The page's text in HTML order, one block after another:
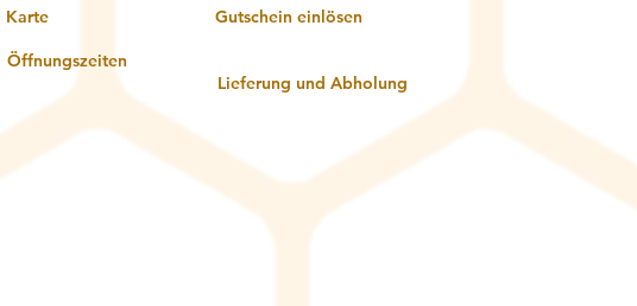
Karte
Öffnungszeiten
Gutschein einlösen
Lieferung und Abholung